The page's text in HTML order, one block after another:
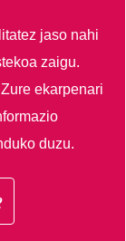
jaso nahi
zaigu.
Zure ekarpenari
duzu.